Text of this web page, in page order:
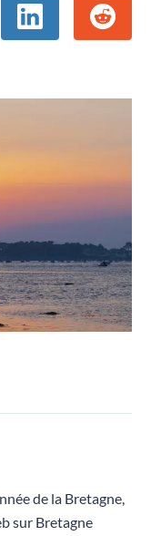
de la Bretagne,
sur Bretagne